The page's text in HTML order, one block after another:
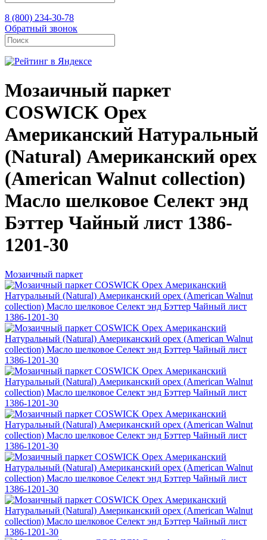
8 (800) 234-30-78
Обратный звонок
Мозаичный паркет
COSWICK Орех
Американский Натуральный
(Natural) Американский орех
(American Walnut collection)
Масло шелковое Селект энд
Бэттер Чайный лист 1386-
1201-30
Мозаичный паркет